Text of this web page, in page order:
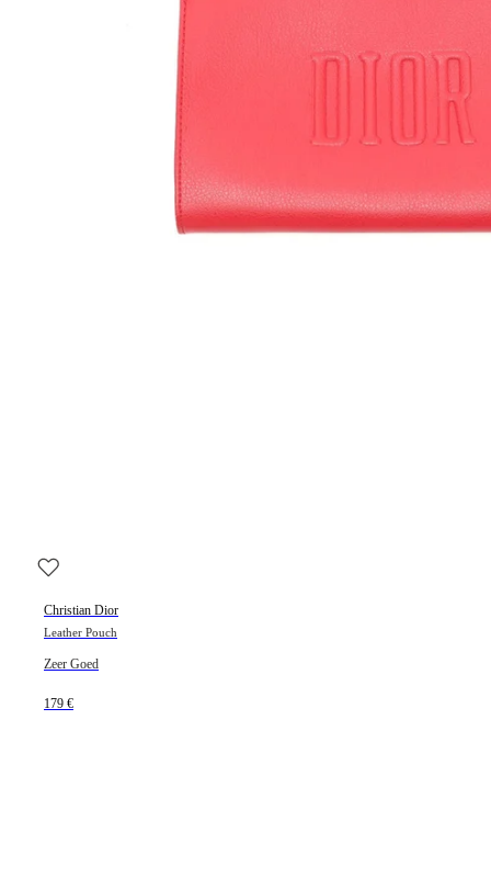
Christian Dior
Leather Pouch
Zeer Goed
179 €